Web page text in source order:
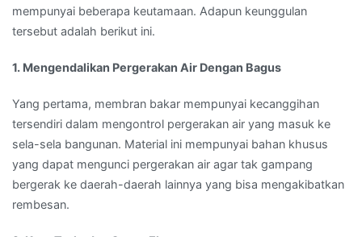
mempunyai beberapa keutamaan. Adapun keunggulan
tersebut adalah berikut ini.
1. Mengendalikan Pergerakan Air Dengan Bagus
Yang pertama, membran bakar mempunyai kecanggihan
tersendiri dalam mengontrol pergerakan air yang masuk ke
sela-sela bangunan. Material ini mempunyai bahan khusus
yang dapat mengunci pergerakan air agar tak gampang
bergerak ke daerah-daerah lainnya yang bisa mengakibatkan
rembesan.